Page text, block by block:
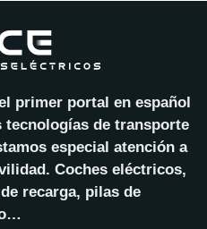
primer portal en español
tecnologías de transporte
especial atención a
Coches eléctricos,
recarga, pilas de